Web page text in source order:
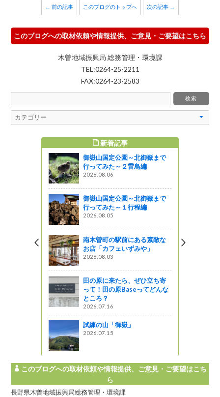
← 前の記事 このブログのトップへ 次の記事 →
このブログへの取材依頼や情報提供、ご意見・ご要望はこちら
木曽地域振興局 総務管理・環境課
TEL:0264-25-2211
FAX:0264-23-2583
新着記事
御嶽山国定公園～北御嶽まで
行ってみた～２雷鳥編
2026.08.06
御嶽山国定公園～北御嶽まで
行ってみた～１行程編
2026.08.05
南木曽町の駅前にある素敵な
お店「カフェいずみや」
2026.08.03
田の原に来たら、ぜひ立ち寄
って！田の原Baseってどんな
ところ？
2026.07.16
試練の山「御嶽」
2026.07.15
このブログへの取材依頼や情報提供、ご意見・ご要望はこち
ら
長野県木曽地域振興局総務管理・環境課